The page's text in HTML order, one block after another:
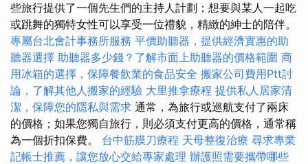
些旅行提供了一個先生們的主持人計劃；想要與某人一起吃
或跳舞的獨特女性可以享受一位禮貌，精緻的紳士的陪伴。
專屬台北會計事務所服務 平價助聽器，提供經濟實惠的助
聽器選擇 助聽器多少錢？了解市面上助聽器的價格範圍 商
用冰箱的選擇，保障餐飲業的食品安全 搬家公司費用Ptt討
論，了解其他人搬家的經驗 大里推拿療程 提供私人居家清
潔，保障您的隱私與需求 通常，為旅行或巡航支付了兩床
的價格；如果您獨自旅行，則必須支付更高的價格，通常稱
為一個折扣保費。 台中筋膜刀療程 天母整復治療 尋求專業
記帳士推薦，讓您放心交給專家處理 辦護照需要攜帶哪些